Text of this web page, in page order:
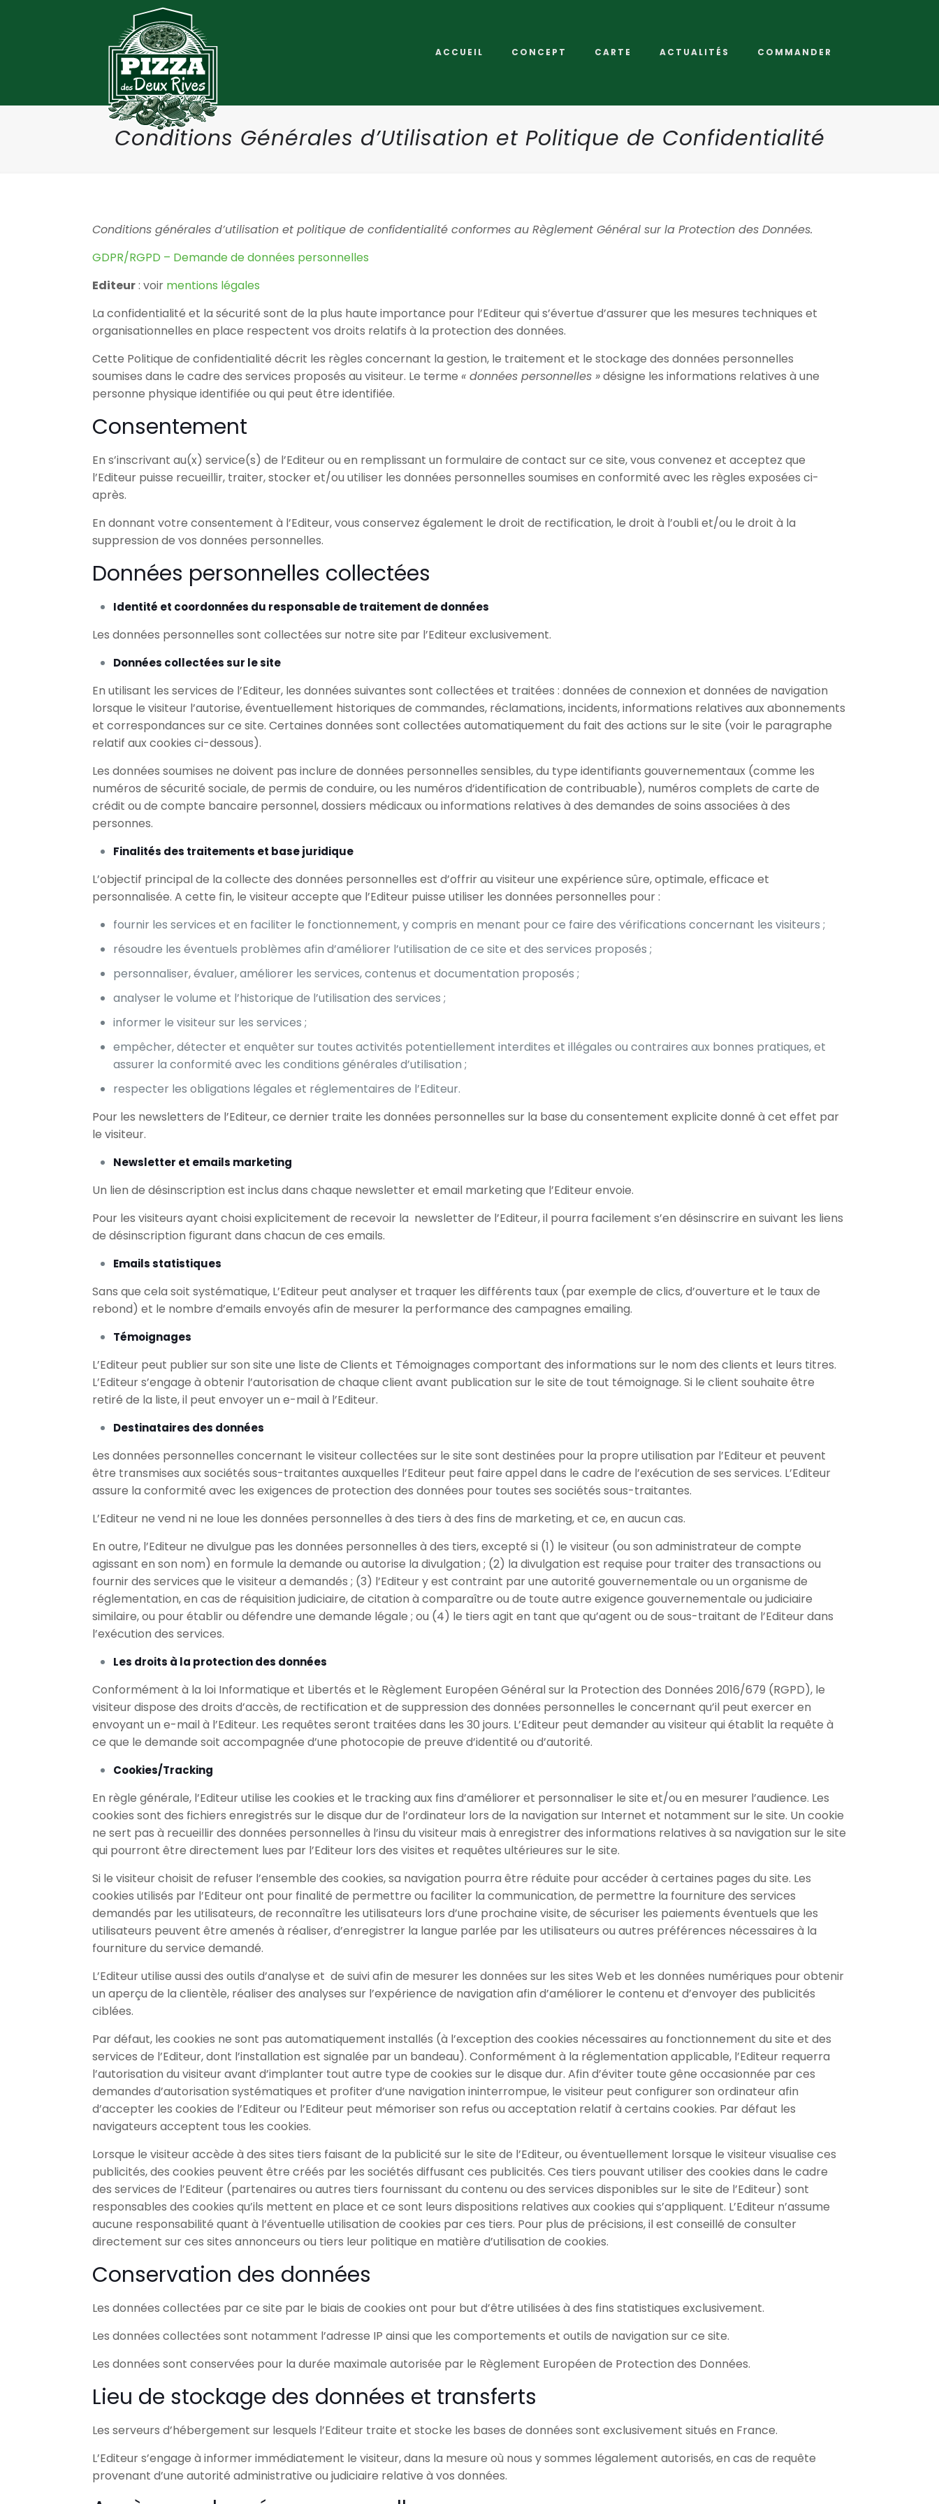
ACCUEIL CONCEPT CARTE ACTUALITÉS COMMANDER
Conditions Générales d’Utilisation et Politique de Confidentialité
Conditions générales d’utilisation et politique de confidentialité conformes au Règlement Général sur la Protection des Données.
GDPR/RGPD – Demande de données personnelles
Editeur: voir mentions légales
La confidentialité et la sécurité sont de la plus haute importance pour l’Editeur qui s’évertue d’assurer que les mesures techniques et
organisationnelles en place respectent vos droits relatifs à la protection des données.
Cette Politique de confidentialité décrit les règles concernant la gestion, le traitement et le stockage des données personnelles
soumises dans le cadre des services proposés au visiteur. Le terme « données personnelles »désigne les informations relatives à une
personne physique identifiée ou qui peut être identifiée.
Consentement
En s’inscrivant au(x) service(s) de l’Editeur ou en remplissant un formulaire de contact sur ce site, vous convenez et acceptez que
l’Editeur puisse recueillir, traiter, stocker et/ou utiliser les données personnelles soumises en conformité avec les règles exposées ci-
après.
En donnant votre consentement à l’Editeur, vous conservez également le droit de rectification, le droit à l’oubli et/ou le droit à la
suppression de vos données personnelles.
Données personnelles collectées
Identité et coordonnées du responsable de traitement de données
Les données personnelles sont collectées sur notre site par l’Editeur exclusivement.
Données collectées sur le site
En utilisant les services de l’Editeur, les données suivantes sont collectées et traitées : données de connexion et données de navigation
lorsque le visiteur l’autorise, éventuellement historiques de commandes, réclamations, incidents, informations relatives aux abonnements
et correspondances sur ce site. Certaines données sont collectées automatiquement du fait des actions sur le site (voir le paragraphe
relatif aux cookies ci-dessous).
Les données soumises ne doivent pas inclure de données personnelles sensibles, du type identifiants gouvernementaux (comme les
numéros de sécurité sociale, de permis de conduire, ou les numéros d’identification de contribuable), numéros complets de carte de
crédit ou de compte bancaire personnel, dossiers médicaux ou informations relatives à des demandes de soins associées à des
personnes.
Finalités des traitements et base juridique
L’objectif principal de la collecte des données personnelles est d’offrir au visiteur une expérience sûre, optimale, efficace et
personnalisée. A cette fin, le visiteur accepte que l’Editeur puisse utiliser les données personnelles pour :
fournir les services et en faciliter le fonctionnement, y compris en menant pour ce faire des vérifications concernant les visiteurs ;
résoudre les éventuels problèmes afin d’améliorer l’utilisation de ce site et des services proposés ;
personnaliser, évaluer, améliorer les services, contenus et documentation proposés ;
analyser le volume et l’historique de l’utilisation des services ;
informer le visiteur sur les services ;
empêcher, détecter et enquêter sur toutes activités potentiellement interdites et illégales ou contraires aux bonnes pratiques, et
assurer la conformité avec les conditions générales d’utilisation ;
respecter les obligations légales et réglementaires de l’Editeur.
Pour les newsletters de l’Editeur, ce dernier traite les données personnelles sur la base du consentement explicite donné à cet effet par
le visiteur.
Newsletter et emails marketing
Un lien de désinscription est inclus dans chaque newsletter et email marketing que l’Editeur envoie.
Pour les visiteurs ayant choisi explicitement de recevoir la newsletter de l’Editeur, il pourra facilement s’en désinscrire en suivant les liens
de désinscription figurant dans chacun de ces emails.
Emails statistiques
Sans que cela soit systématique, L’Editeur peut analyser et traquer les différents taux (par exemple de clics, d’ouverture et le taux de
rebond) et le nombre d’emails envoyés afin de mesurer la performance des campagnes emailing.
Témoignages
L’Editeur peut publier sur son site une liste de Clients et Témoignages comportant des informations sur le nom des clients et leurs titres.
L’Editeur s’engage à obtenir l’autorisation de chaque client avant publication sur le site de tout témoignage. Si le client souhaite être
retiré de la liste, il peut envoyer un e-mail à l’Editeur.
Destinataires des données
Les données personnelles concernant le visiteur collectées sur le site sont destinées pour la propre utilisation par l’Editeur et peuvent
être transmises aux sociétés sous-traitantes auxquelles l’Editeur peut faire appel dans le cadre de l’exécution de ses services. L’Editeur
assure la conformité avec les exigences de protection des données pour toutes ses sociétés sous-traitantes.
L’Editeur ne vend ni ne loue les données personnelles à des tiers à des fins de marketing, et ce, en aucun cas.
En outre, l’Editeur ne divulgue pas les données personnelles à des tiers, excepté si (1) le visiteur (ou son administrateur de compte
agissant en son nom) en formule la demande ou autorise la divulgation ; (2) la divulgation est requise pour traiter des transactions ou
fournir des services que le visiteur a demandés ; (3) l’Editeur y est contraint par une autorité gouvernementale ou un organisme de
réglementation, en cas de réquisition judiciaire, de citation à comparaître ou de toute autre exigence gouvernementale ou judiciaire
similaire, ou pour établir ou défendre une demande légale ; ou (4) le tiers agit en tant que qu’agent ou de sous-traitant de l’Editeur dans
l’exécution des services.
Les droits à la protection des données
Conformément à la loi Informatique et Libertés et le Règlement Européen Général sur la Protection des Données 2016/679 (RGPD), le
visiteur dispose des droits d’accès, de rectification et de suppression des données personnelles le concernant qu’il peut exercer en
envoyant un e-mail à l’Editeur. Les requêtes seront traitées dans les 30 jours. L’Editeur peut demander au visiteur qui établit la requête à
ce que le demande soit accompagnée d’une photocopie de preuve d’identité ou d’autorité.
Cookies/Tracking
En règle générale, l’Editeur utilise les cookies et le tracking aux fins d’améliorer et personnaliser le site et/ou en mesurer l’audience. Les
cookies sont des fichiers enregistrés sur le disque dur de l’ordinateur lors de la navigation sur Internet et notamment sur le site. Un cookie
ne sert pas à recueillir des données personnelles à l’insu du visiteur mais à enregistrer des informations relatives à sa navigation sur le site
qui pourront être directement lues par l’Editeur lors des visites et requêtes ultérieures sur le site.
Si le visiteur choisit de refuser l’ensemble des cookies, sa navigation pourra être réduite pour accéder à certaines pages du site. Les
cookies utilisés par l’Editeur ont pour finalité de permettre ou faciliter la communication, de permettre la fourniture des services
demandés par les utilisateurs, de reconnaître les utilisateurs lors d’une prochaine visite, de sécuriser les paiements éventuels que les
utilisateurs peuvent être amenés à réaliser, d’enregistrer la langue parlée par les utilisateurs ou autres préférences nécessaires à la
fourniture du service demandé.
L’Editeur utilise aussi des outils d’analyse et de suivi afin de mesurer les données sur les sites Web et les données numériques pour obtenir
un aperçu de la clientèle, réaliser des analyses sur l’expérience de navigation afin d’améliorer le contenu et d’envoyer des publicités
ciblées.
Par défaut, les cookies ne sont pas automatiquement installés (à l’exception des cookies nécessaires au fonctionnement du site et des
services de l’Editeur, dont l’installation est signalée par un bandeau). Conformément à la réglementation applicable, l’Editeur requerra
l’autorisation du visiteur avant d’implanter tout autre type de cookies sur le disque dur. Afin d’éviter toute gêne occasionnée par ces
demandes d’autorisation systématiques et profiter d’une navigation ininterrompue, le visiteur peut configurer son ordinateur afin
d’accepter les cookies de l’Editeur ou l’Editeur peut mémoriser son refus ou acceptation relatif à certains cookies. Par défaut les
navigateurs acceptent tous les cookies.
Lorsque le visiteur accède à des sites tiers faisant de la publicité sur le site de l’Editeur, ou éventuellement lorsque le visiteur visualise ces
publicités, des cookies peuvent être créés par les sociétés diffusant ces publicités. Ces tiers pouvant utiliser des cookies dans le cadre
des services de l’Editeur (partenaires ou autres tiers fournissant du contenu ou des services disponibles sur le site de l’Editeur) sont
responsables des cookies qu’ils mettent en place et ce sont leurs dispositions relatives aux cookies qui s’appliquent. L’Editeur n’assume
aucune responsabilité quant à l’éventuelle utilisation de cookies par ces tiers. Pour plus de précisions, il est conseillé de consulter
directement sur ces sites annonceurs ou tiers leur politique en matière d’utilisation de cookies.
Conservation des données
Les données collectées par ce site par le biais de cookies ont pour but d’être utilisées à des fins statistiques exclusivement.
Les données collectées sont notamment l’adresse IP ainsi que les comportements et outils de navigation sur ce site.
Les données sont conservées pour la durée maximale autorisée par le Règlement Européen de Protection des Données.
Lieu de stockage des données et transferts
Les serveurs d’hébergement sur lesquels l’Editeur traite et stocke les bases de données sont exclusivement situés en France.
L’Editeur s’engage à informer immédiatement le visiteur, dans la mesure où nous y sommes légalement autorisés, en cas de requête
provenant d’une autorité administrative ou judiciaire relative à vos données.